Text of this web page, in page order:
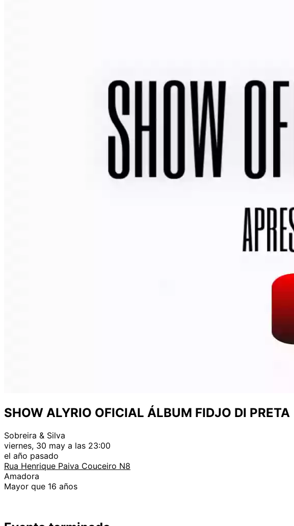
SHOW ALYRIO OFICIAL ÁLBUM FIDJO DI PRETA
Sobreira & Silva
viernes, 30 may a las 23:00
el año pasado
Rua Henrique Paiva Couceiro N8
Amadora
Mayor que 16 años